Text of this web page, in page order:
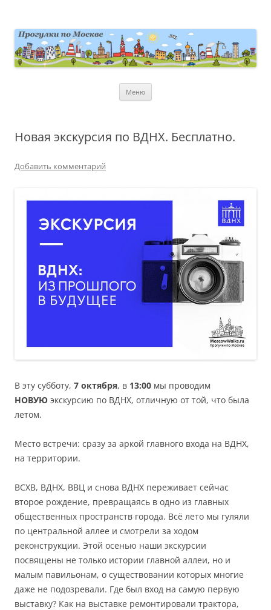
Меню
Новая экскурсия по ВДНХ. Бесплатно.
Добавить комментарий
В эту субботу, 7 октября, в 13:00 мы проводим
НОВУЮ экскурсию по ВДНХ, отличную от той, что была
летом.
Место встречи: сразу за аркой главного входа на ВДНХ,
на территории.
ВСХВ, ВДНХ, ВВЦ и снова ВДНХ переживает сейчас
второе рождение, превращаясь в одно из главных
общественных пространств города. Всё лето мы гуляли
по центральной аллее и смотрели за ходом
реконструкции. Этой осенью наши экскурсии
посвящены не только истории главной аллеи, но и
малым павильонам, о существовании которых многие
даже не подозревали. Где был вход на самую первую
выставку? Как на выставке ремонтировали трактора,